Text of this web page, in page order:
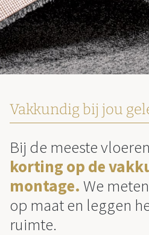
Vakkundig bij jou
Bij de meeste
korting op de
montage. We
op maat en leggen
ruimte.